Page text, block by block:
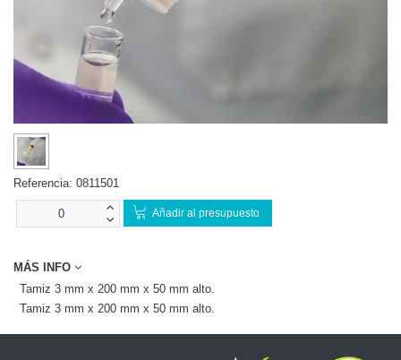
Referencia: 0811501
Añadir al presupuesto
MÁS INFO
Tamiz 3 mm x 200 mm x 50 mm alto.
Tamiz 3 mm x 200 mm x 50 mm alto.